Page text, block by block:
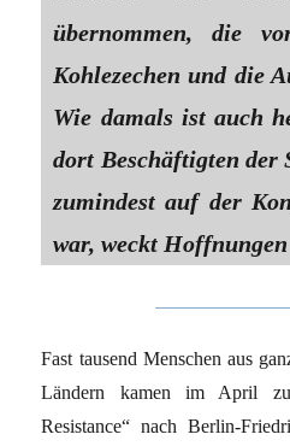
übernommen, die
Kohlezechen und die
Wie damals ist auch
dort Beschäftigten der
zumindest auf der
war, weckt Hoffnungen
Fast tausend Menschen aus
Ländern kamen im April
Resistance“ nach Berlin-